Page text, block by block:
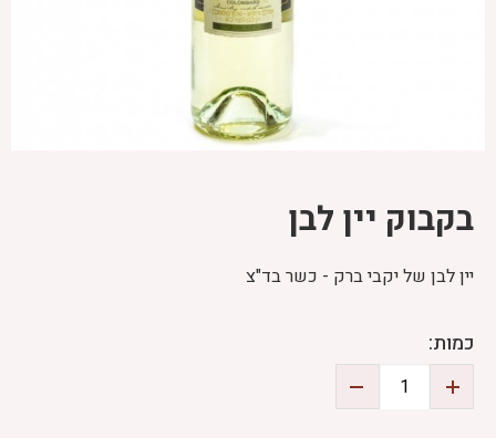
בקבוק יין לבן
יין לבן של יקבי ברק - כשר בד"צ
כמות: